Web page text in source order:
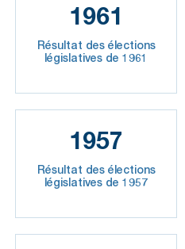
1961
Résultat des élections
législatives de 1961
1957
Résultat des élections
législatives de 1957